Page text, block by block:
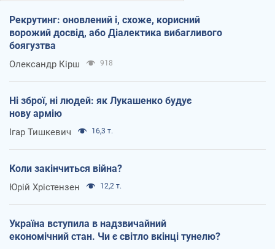
Рекрутинг: оновлений і, схоже, корисний
ворожий досвід, або Діалектика вибагливого
боягузтва
Олександр Кірш 918
Ні зброї, ні людей: як Лукашенко будує
нову армію
Ігар Тишкевич 16,3 т.
Коли закінчиться війна?
Юрій Хрістензен 12,2 т.
Україна вступила в надзвичайний
економічний стан. Чи є світло вкінці тунелю?